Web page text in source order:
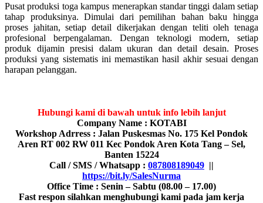
Pusat produksi toga kampus menerapkan standar tinggi dalam setiap
tahap produksinya. Dimulai dari pemilihan bahan baku hingga
proses jahitan, setiap detail dikerjakan dengan teliti oleh tenaga
profesional berpengalaman. Dengan teknologi modern, setiap
produk dijamin presisi dalam ukuran dan detail desain. Proses
produksi yang sistematis ini memastikan hasil akhir sesuai dengan
harapan pelanggan.
Hubungi kami di bawah untuk info lebih lanjut
Company Name : KOTABI
Workshop Adrress : Jalan Puskesmas No. 175 Kel Pondok
Aren RT 002 RW 011 Kec Pondok Aren Kota Tang – Sel,
Banten 15224
Call / SMS / Whatsapp : 087808189049 ||
https://bit.ly/SalesNurma
Office Time : Senin – Sabtu (08.00 – 17.00)
Fast respon silahkan menghubungi kami pada jam kerja